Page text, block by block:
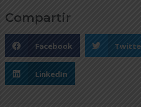
Compartir
Facebook
LinkedIn